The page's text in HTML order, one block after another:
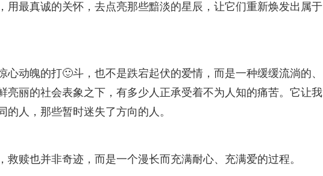
用最真诚的关怀，去点亮那些黯淡的星辰，让它们重新焕发出属于
心动魄的打🙂斗，也不是跌宕起伏的爱情，而是一种缓缓流淌的、
亮丽的社会表象之下，有多少人正承受着不为人知的痛苦。它让我
人，那些暂时迷失了方向的人。
赎也并非奇迹，而是一个漫长而充满耐心、充满爱的过程。